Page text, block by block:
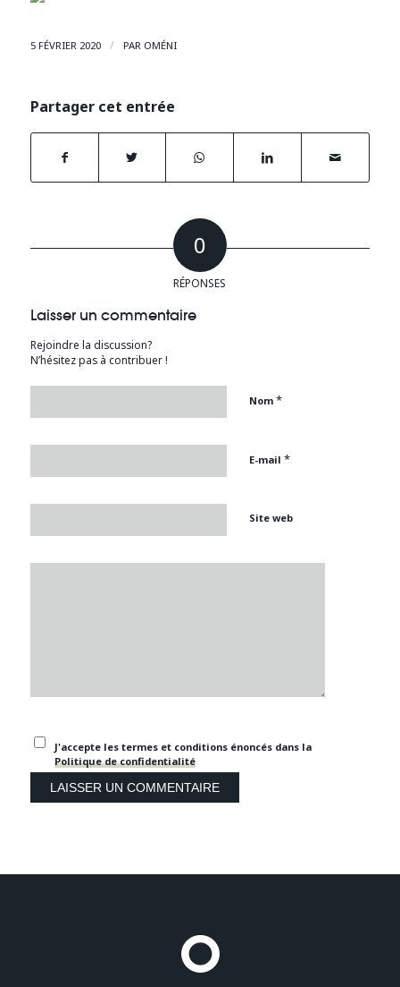
5 FÉVRIER 2020 / PAR OMÉNI
Partager cet entrée
0
RÉPONSES
Laisser un commentaire
Rejoindre la discussion?
N’hésitez pas à contribuer !
Nom *
E-mail *
Site web
J'accepte les termes et conditions énoncés dans la
Politique de confidentialité